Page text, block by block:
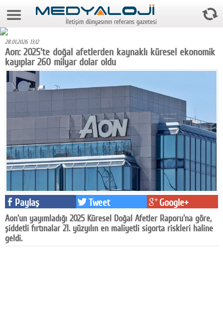
8 Ağustos 2026 14:48:41
Foto Galeri
Video Galeri
Gazeteler
Reyting-tiraj
Teknoloji
Televizyon
Dünya
Facebook
İletişim dünyasının referans gazetesi
28.01.2026 13:12
Aon: 2025'te doğal afetlerden kaynaklı küresel ekonomik
kayıplar 260 milyar dolar oldu
Paylaş Tweet Google+
Aon'un yayımladığı 2025 Küresel Doğal Afetler Raporu'na göre,
şiddetli fırtınalar 21. yüzyılın en maliyetli sigorta riskleri haline
geldi.